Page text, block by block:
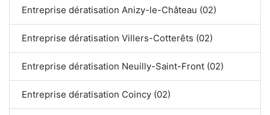
Entreprise dératisation Anizy-le-Château (02)
Entreprise dératisation Villers-Cotterêts (02)
Entreprise dératisation Neuilly-Saint-Front (02)
Entreprise dératisation Coincy (02)